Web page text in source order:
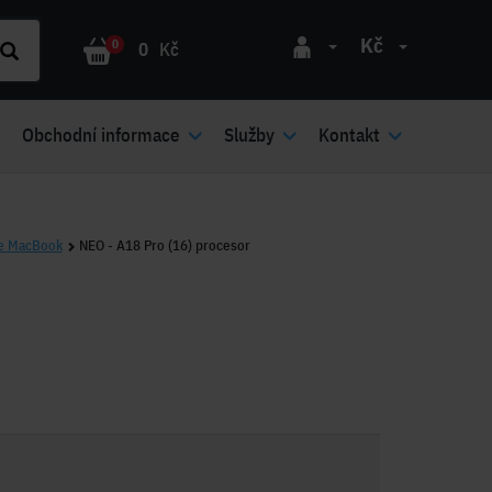
0 0 Kč Kč
Obchodní informace Služby Kontakt
MacBook NEO - A18 Pro (16) procesor